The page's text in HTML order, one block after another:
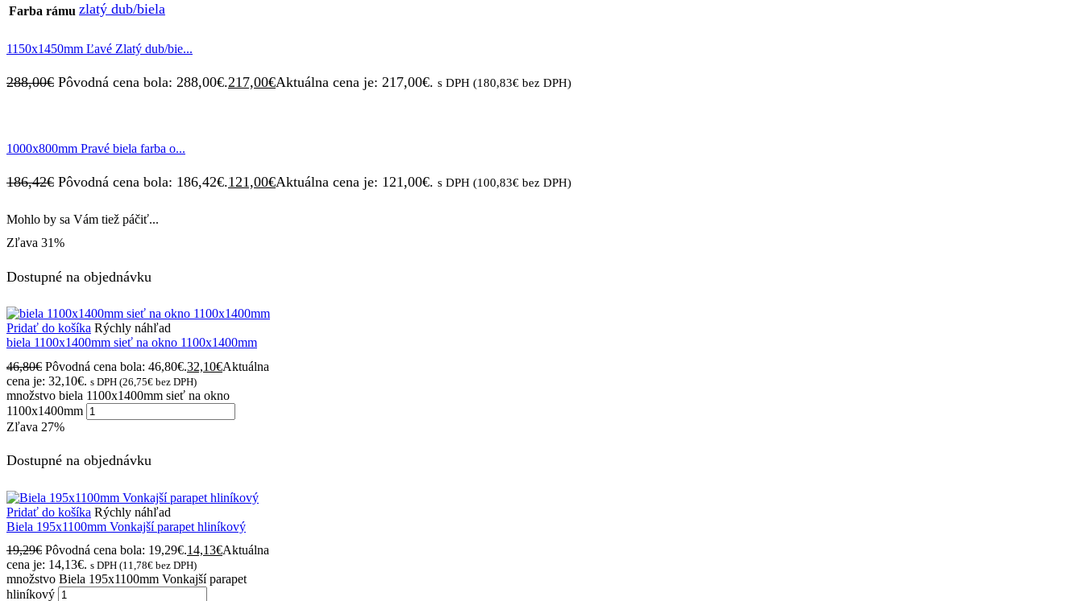
Farba rámu zlatý dub/biela
1150x1450mm Ľavé Zlatý dub/bie...
288,00€ Pôvodná cena bola: 288,00€.217,00€Aktuálna cena je: 217,00€. s DPH (180,83€ bez DPH)
1000x800mm Pravé biela farba o...
186,42€ Pôvodná cena bola: 186,42€.121,00€Aktuálna cena je: 121,00€. s DPH (100,83€ bez DPH)
Mohlo by sa Vám tiež páčiť...
Zľava 31%
Dostupné na objednávku
Pridať do košíka Rýchly náhľad
biela 1100x1400mm sieť na okno 1100x1400mm
46,80€ Pôvodná cena bola: 46,80€.32,10€Aktuálna
cena je: 32,10€. s DPH (26,75€ bez DPH)
množstvo biela 1100x1400mm sieť na okno
1100x1400mm
Zľava 27%
Dostupné na objednávku
Pridať do košíka Rýchly náhľad
Biela 195x1100mm Vonkajší parapet hliníkový
19,29€ Pôvodná cena bola: 19,29€.14,13€Aktuálna
cena je: 14,13€. s DPH (11,78€ bez DPH)
množstvo Biela 195x1100mm Vonkajší parapet
hliníkový